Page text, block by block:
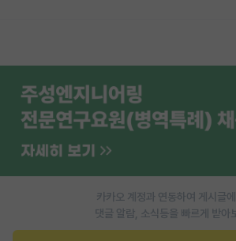
특수/전문대학원 게시판
반도체/AI 게시판
장학금/장학생 게시판
홍보 게시판
카카오 계정과 연동하여 게시글
댓글 알람, 소식등을 빠르게 받아